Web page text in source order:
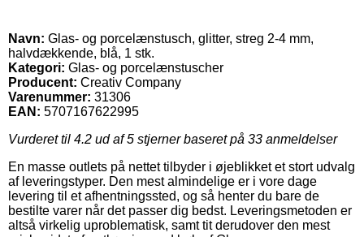
Navn: Glas- og porcelænstusch, glitter, streg 2-4 mm,
halvdækkende, blå, 1 stk.
Kategori: Glas- og porcelænstuscher
Producent: Creativ Company
Varenummer: 31306
EAN: 5707167622995
Vurderet til 4.2 ud af 5 stjerner baseret på 33 anmeldelser
En masse outlets på nettet tilbyder i øjeblikket et stort udvalg
af leveringstyper. Den mest almindelige er i vore dage
levering til et afhentningssted, og så henter du bare de
bestilte varer når det passer dig bedst. Leveringsmetoden er
altså virkelig uproblematisk, samt tit derudover den mest